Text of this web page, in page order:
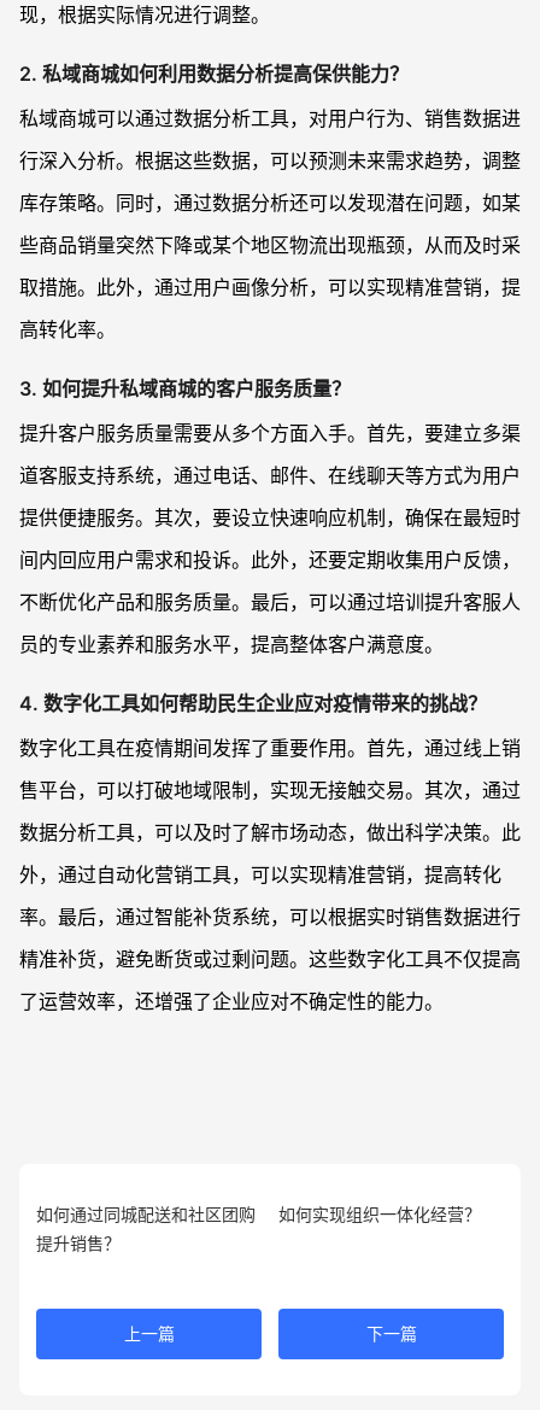
现，根据实际情况进行调整。
2. 私域商城如何利用数据分析提高保供能力？
私域商城可以通过数据分析工具，对用户行为、销售数据进
行深入分析。根据这些数据，可以预测未来需求趋势，调整
库存策略。同时，通过数据分析还可以发现潜在问题，如某
些商品销量突然下降或某个地区物流出现瓶颈，从而及时采
取措施。此外，通过用户画像分析，可以实现精准营销，提
高转化率。
3. 如何提升私域商城的客户服务质量？
提升客户服务质量需要从多个方面入手。首先，要建立多渠
道客服支持系统，通过电话、邮件、在线聊天等方式为用户
提供便捷服务。其次，要设立快速响应机制，确保在最短时
间内回应用户需求和投诉。此外，还要定期收集用户反馈，
不断优化产品和服务质量。最后，可以通过培训提升客服人
员的专业素养和服务水平，提高整体客户满意度。
4. 数字化工具如何帮助民生企业应对疫情带来的挑战？
数字化工具在疫情期间发挥了重要作用。首先，通过线上销
售平台，可以打破地域限制，实现无接触交易。其次，通过
数据分析工具，可以及时了解市场动态，做出科学决策。此
外，通过自动化营销工具，可以实现精准营销，提高转化
率。最后，通过智能补货系统，可以根据实时销售数据进行
精准补货，避免断货或过剩问题。这些数字化工具不仅提高
了运营效率，还增强了企业应对不确定性的能力。
如何通过同城配送和社区团购
提升销售？
上一篇
如何实现组织一体化经营？
下一篇